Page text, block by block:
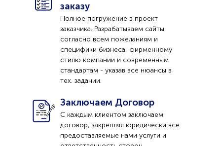
заказу
Полное погружение в проект
заказчика. Разрабатываем сайты
согласно всем пожеланиям и
специфики бизнеса, фирменному
стилю компании и современным
стандартам - указав все нюансы в
тех. задании.
Заключаем Договор
С каждым клиентом заключаем
договор, закрепляя юридически все
предоставляемые нами услуги и